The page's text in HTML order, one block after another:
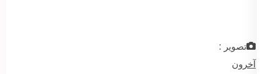
تصوير :
آخرون